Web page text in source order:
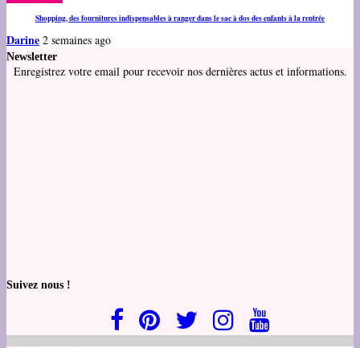
Shopping, des fournitures indispensables à ranger dans le sac à dos des enfants à la rentrée
Darine 2 semaines ago
Newsletter
Enregistrez votre email pour recevoir nos dernières actus et informations.
Suivez nous !